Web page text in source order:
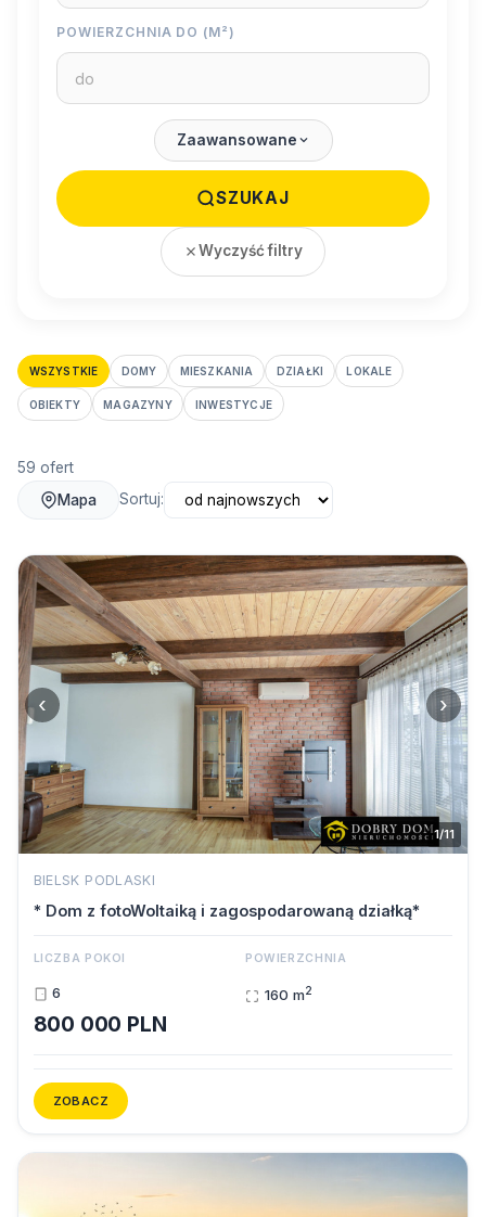
POWIERZCHNIA DO (M²)
Zaawansowane
SZUKAJ
Wyczyść filtry
WSZYSTKIE DOMY MIESZKANIA DZIAŁKI LOKALE
OBIEKTY MAGAZYNY INWESTYCJE
59 ofert
Mapa
Sortuj:
‹ ›
1/11
BIELSK PODLASKI
* Dom z fotoWoltaiką i zagospodarowaną działką*
LICZBA POKOI
6
POWIERZCHNIA
160 m2
800 000 PLN
ZOBACZ